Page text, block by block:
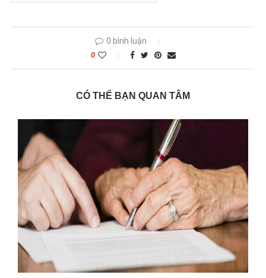
0 bình luận
0
CÓ THỂ BẠN QUAN TÂM